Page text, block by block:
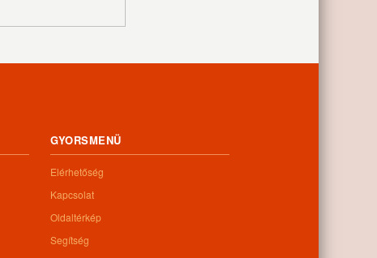
GYORSMENÜ
Elérhetőség
Kapcsolat
Oldaltérkép
Segítség